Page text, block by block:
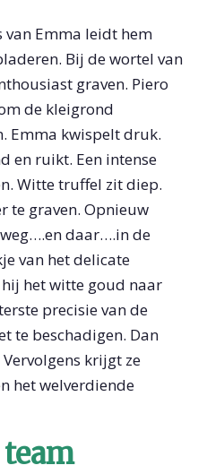
van Emma leidt hem
Bij de wortel van
graven. Piero
de kleigrond
Emma kwispelt druk.
en ruikt. Een intense
Witte truffel zit diep.
te graven. Opnieuw
daar….in de
van het delicate
het witte goud naar
precisie van de
te beschadigen. Dan
krijgt ze
het welverdiende